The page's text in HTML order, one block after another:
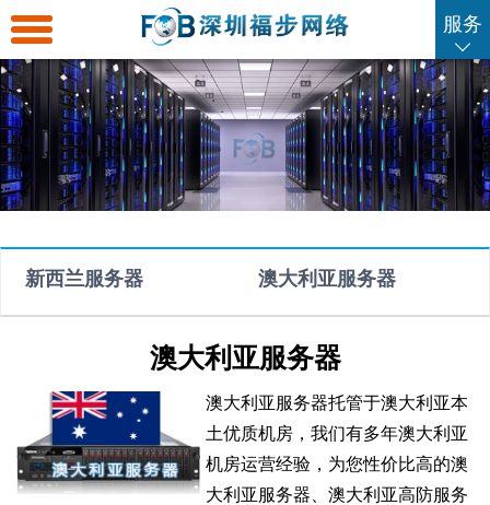
返
回
首
页
海
外
服
务
海
外
云
海
外
主
海
名
书
业
联
服务
新西兰服务器 澳大利亚服务器
澳大利亚服务器
澳大利亚服务器托管于澳大利亚本
土优质机房，我们有多年澳大利亚
机房运营经验，为您性价比高的澳
大利亚服务器、澳大利亚高防服务